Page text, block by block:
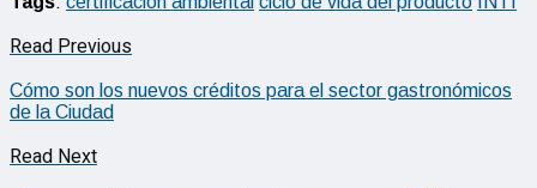
Read Previous
Cómo son los nuevos créditos para el sector gastronómicos
de la Ciudad
Read Next